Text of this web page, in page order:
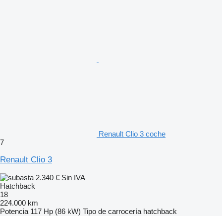
Renault Clio 3 coche
7
Renault Clio 3
2.340 € Sin IVA
Hatchback
18
224.000 km
Potencia 117 Hp (86 kW) Tipo de carrocería hatchback